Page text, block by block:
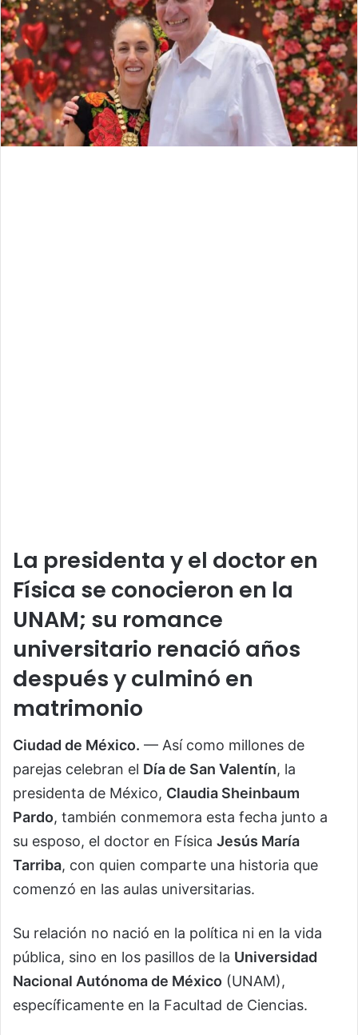
La presidenta y el doctor en
Física se conocieron en la
UNAM; su romance
universitario renació años
después y culminó en
matrimonio
Ciudad de México. — Así como millones de
parejas celebran el Día de San Valentín, la
presidenta de México, Claudia Sheinbaum
Pardo, también conmemora esta fecha junto a
su esposo, el doctor en Física Jesús María
Tarriba, con quien comparte una historia que
comenzó en las aulas universitarias.
Su relación no nació en la política ni en la vida
pública, sino en los pasillos de la Universidad
Nacional Autónoma de México (UNAM),
específicamente en la Facultad de Ciencias.